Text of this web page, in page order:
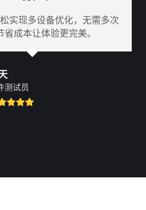
实现多设备优化，无需多次
省成本让体验更完美。
测试员